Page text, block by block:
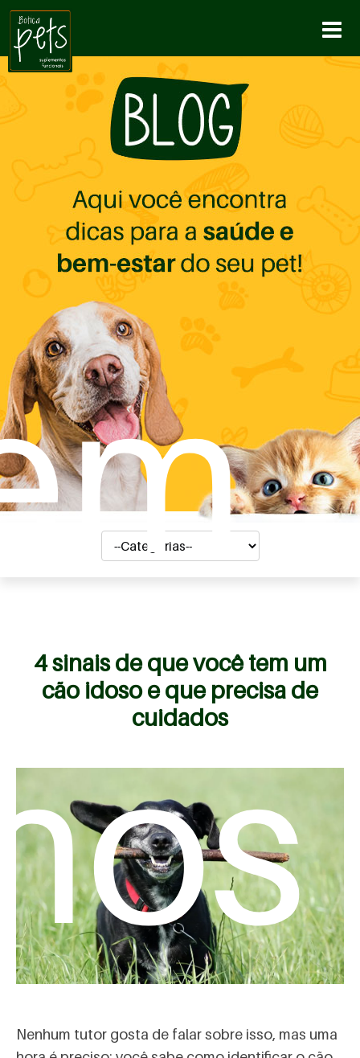
4 sinais de que você tem um
cão idoso e que precisa de
cuidados
Nenhum tutor gosta de falar sobre isso, mas uma